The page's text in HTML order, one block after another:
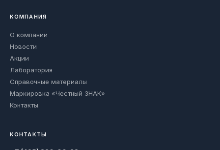
КОМПАНИЯ
О компании
Новости
Акции
Лаборатория
Справочные материалы
Маркировка «Честный ЗНАК»
Контакты
КОНТАКТЫ